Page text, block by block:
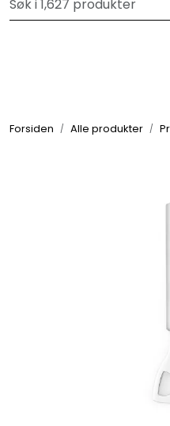
Skip to main content
Velkommen til
Forsiden Alle produkter